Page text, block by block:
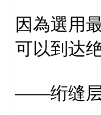
因為選用
可以到达
——绗缝层